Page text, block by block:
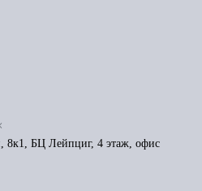
8к1, БЦ Лейпциг, 4 этаж, офис